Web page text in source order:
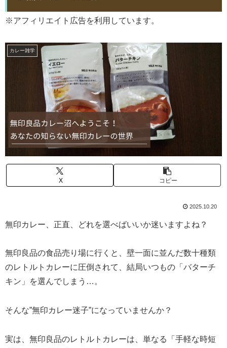
※アフィリエイト広告を利用しています。
カレー雑学
X コピー
2025.10.20
無印カレー、正直、どれを選べばいいか迷いますよね？
無印良品の食品売り場に行くと、壁一面に並んだ数十種類
のレトルトカレーに圧倒されて、結局いつもの「バターチ
キン」を選んでしまう…。
そんな”無印カレー迷子”になっていませんか？
実は、無印良品のレトルトカレーは、単なる「手軽な時短